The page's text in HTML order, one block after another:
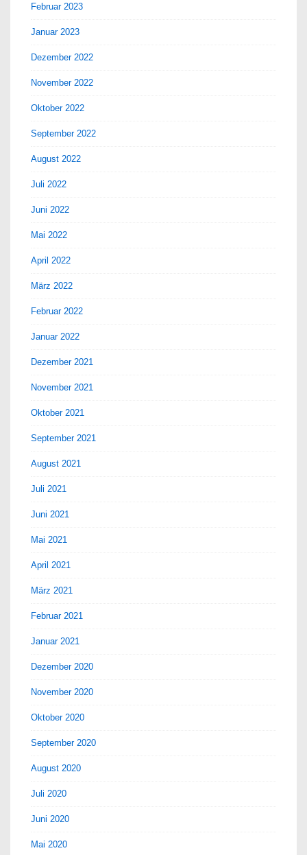
Februar 2023
Januar 2023
Dezember 2022
November 2022
Oktober 2022
September 2022
August 2022
Juli 2022
Juni 2022
Mai 2022
April 2022
März 2022
Februar 2022
Januar 2022
Dezember 2021
November 2021
Oktober 2021
September 2021
August 2021
Juli 2021
Juni 2021
Mai 2021
April 2021
März 2021
Februar 2021
Januar 2021
Dezember 2020
November 2020
Oktober 2020
September 2020
August 2020
Juli 2020
Juni 2020
Mai 2020